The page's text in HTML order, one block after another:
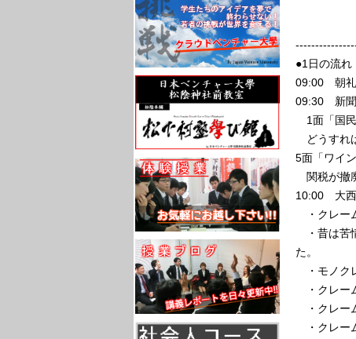
●1日の流れ
09:00 朝礼
09:30 新聞
1面「国
どうすれ
5面「ワイン
関税が撤
10:00 大西
・クレー
・昔は苦
た。
・モノク
・クレー
・クレー
・クレー